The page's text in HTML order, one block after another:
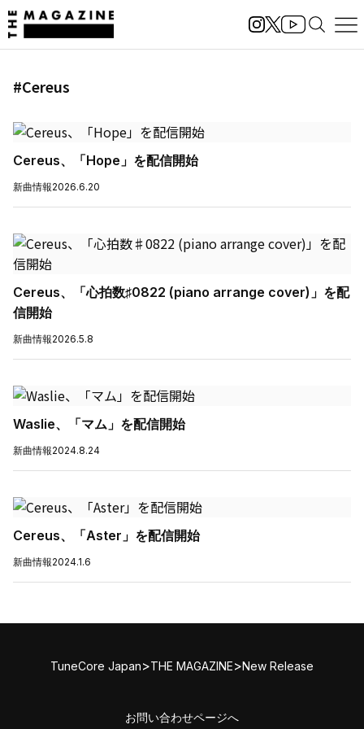
#Cereus
Cereus、「Hope」を配信開始
新曲情報2026.6.20
Cereus、「心拍数♯0822 (piano arrange cover)」を配
信開始
新曲情報2026.5.8
Waslie、「マム」を配信開始
新曲情報2024.8.24
Cereus、「Aster」を配信開始
新曲情報2024.1.6
TuneCore Japan>THE MAGAZINE>New Release
お問い合わせページへ